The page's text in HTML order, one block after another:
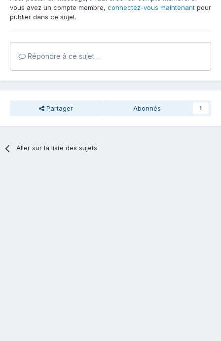
vous avez un compte membre, connectez-vous maintenant pour
publier dans ce sujet.
Répondre à ce sujet…
Partager Abonnés 1
Aller sur la liste des sujets